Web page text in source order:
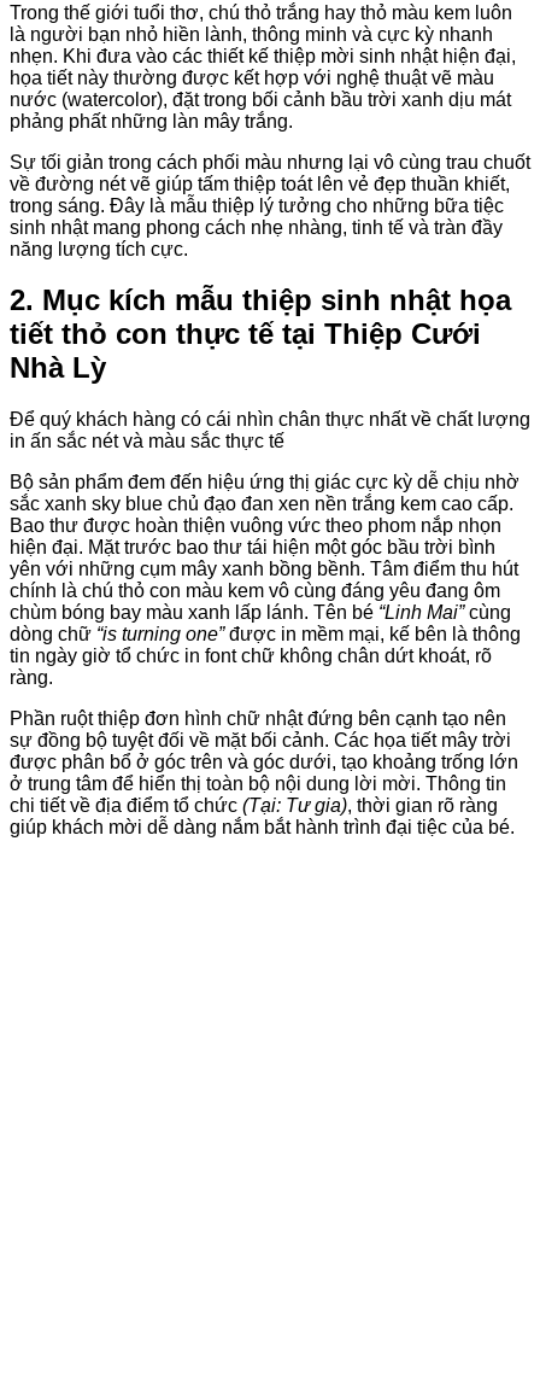
Trong thế giới tuổi thơ, chú thỏ trắng hay thỏ màu kem luôn
là người bạn nhỏ hiền lành, thông minh và cực kỳ nhanh
nhẹn. Khi đưa vào các thiết kế thiệp mời sinh nhật hiện đại,
họa tiết này thường được kết hợp với nghệ thuật vẽ màu
nước (watercolor), đặt trong bối cảnh bầu trời xanh dịu mát
phảng phất những làn mây trắng.
Sự tối giản trong cách phối màu nhưng lại vô cùng trau chuốt
về đường nét vẽ giúp tấm thiệp toát lên vẻ đẹp thuần khiết,
trong sáng. Đây là mẫu thiệp lý tưởng cho những bữa tiệc
sinh nhật mang phong cách nhẹ nhàng, tinh tế và tràn đầy
năng lượng tích cực.
2. Mục kích mẫu thiệp sinh nhật họa
tiết thỏ con thực tế tại Thiệp Cưới
Nhà Lỳ
Để quý khách hàng có cái nhìn chân thực nhất về chất lượng
in ấn sắc nét và màu sắc thực tế
Bộ sản phẩm đem đến hiệu ứng thị giác cực kỳ dễ chịu nhờ
sắc xanh sky blue chủ đạo đan xen nền trắng kem cao cấp.
Bao thư được hoàn thiện vuông vức theo phom nắp nhọn
hiện đại. Mặt trước bao thư tái hiện một góc bầu trời bình
yên với những cụm mây xanh bồng bềnh. Tâm điểm thu hút
chính là chú thỏ con màu kem vô cùng đáng yêu đang ôm
chùm bóng bay màu xanh lấp lánh. Tên bé “Linh Mai”cùng
dòng chữ “is turning one”được in mềm mại, kế bên là thông
tin ngày giờ tổ chức in font chữ không chân dứt khoát, rõ
ràng.
Phần ruột thiệp đơn hình chữ nhật đứng bên cạnh tạo nên
sự đồng bộ tuyệt đối về mặt bối cảnh. Các họa tiết mây trời
được phân bổ ở góc trên và góc dưới, tạo khoảng trống lớn
ở trung tâm để hiển thị toàn bộ nội dung lời mời. Thông tin
chi tiết về địa điểm tổ chức (Tại: Tư gia), thời gian rõ ràng
giúp khách mời dễ dàng nắm bắt hành trình đại tiệc của bé.